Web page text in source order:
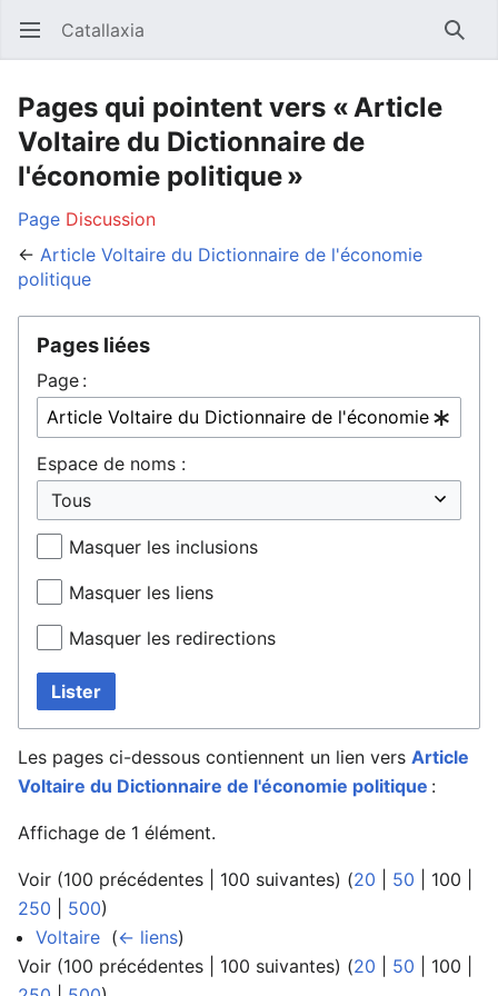
Ouvrir le menu principal Catallaxia
Pages qui pointent vers « Article
Voltaire du Dictionnaire de
l'économie politique »
Page Discussion
← Article Voltaire du Dictionnaire de l'économie
politique
Pages liées
Page :
Espace de noms :
Masquer les inclusions
Masquer les liens
Masquer les redirections
Lister
Les pages ci-dessous contiennent un lien vers Article
Voltaire du Dictionnaire de l'économie politique :
Affichage de 1 élément.
Voir (100 précédentes 100 suivantes) (20 50 100
250
500)
Voltaire (← liens)
Voir (100 précédentes 100 suivantes) (20 50 100